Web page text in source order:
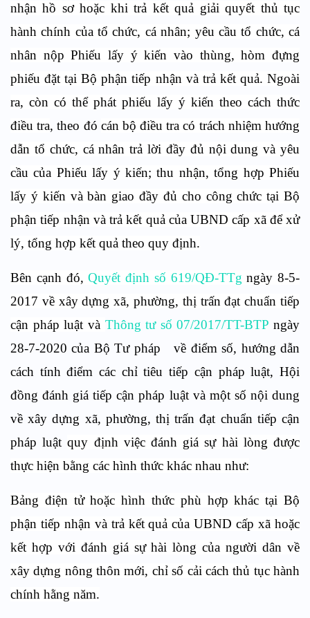
nhận hồ sơ hoặc khi trả kết quả giải quyết thủ tục
hành chính của tổ chức, cá nhân; yêu cầu tổ chức, cá
nhân nộp Phiếu lấy ý kiến vào thùng, hòm đựng
phiếu đặt tại Bộ phận tiếp nhận và trả kết quả. Ngoài
ra, còn có thể phát phiếu lấy ý kiến theo cách thức
điều tra, theo đó cán bộ điều tra có trách nhiệm hướng
dẫn tổ chức, cá nhân trả lời đầy đủ nội dung và yêu
cầu của Phiếu lấy ý kiến; thu nhận, tổng hợp Phiếu
lấy ý kiến và bàn giao đầy đủ cho công chức tại Bộ
phận tiếp nhận và trả kết quả của UBND cấp xã để xử
lý, tổng hợp kết quả theo quy định.
Bên cạnh đó,Quyết định số 619/QĐ-TTg ngày 8-5-
2017 về xây dựng xã, phường, thị trấn đạt chuẩn tiếp
cận pháp luật và Thông tư số 07/2017/TT-BTP ngày
28-7-2020 của Bộ Tư pháp
về điểm số, hướng dẫn
cách tính điểm các chỉ tiêu tiếp cận pháp luật, Hội
đồng đánh giá tiếp cận pháp luật và một số nội dung
về xây dựng xã, phường, thị trấn đạt chuẩn tiếp cận
pháp luậtquy định việc đánh giá sự hài lòng được
thực hiện bằng các hình thức khác nhau như:
Bảng điện tử hoặc hình thức phù hợp khác tại Bộ
phận tiếp nhận và trả kết quả của UBND cấp xã hoặc
kết hợp với đánh giá sự hài lòng của người dân về
xây dựng nông thôn mới, chỉ số cải cách thủ tục hành
chính hằng năm.